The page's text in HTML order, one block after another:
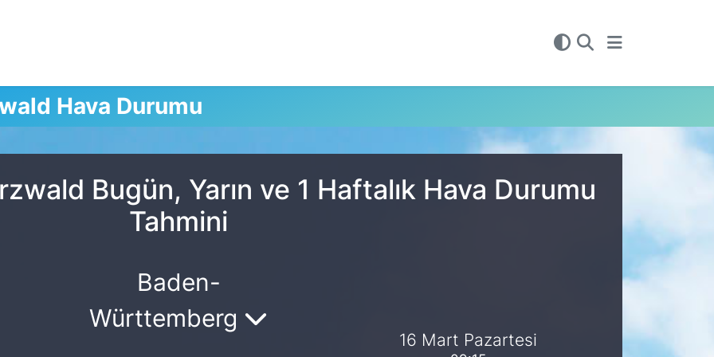
Hava Durumu
Bugün, Yarın ve 1 Haftalık Hava Durumu
Tahmini
Baden-
Württemberg
16 Mart Pazartesi